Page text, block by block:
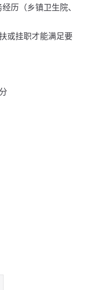
历（乡镇卫生院、
或挂职才能满足要